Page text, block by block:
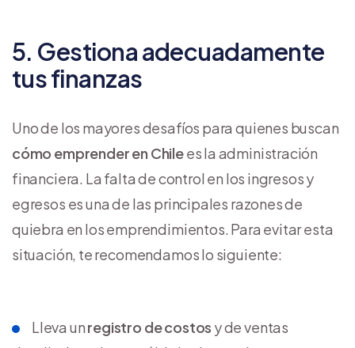
5. Gestiona adecuadamente
tus finanzas
Uno de los mayores desafíos para quienes buscan
cómo emprender en Chilees la administración
financiera. La falta de control en los ingresos y
egresos es una de las principales razones de
quiebra en los emprendimientos. Para evitar esta
situación, te recomendamos lo siguiente:
Lleva unregistro de costos y de ventas